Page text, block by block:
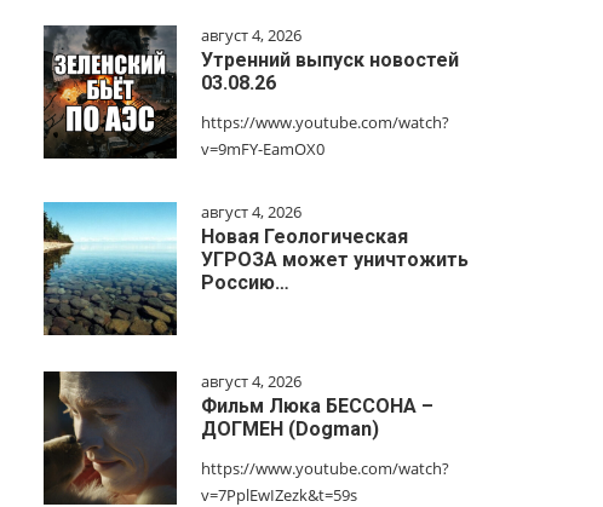
август 4, 2026
Утренний выпуск новостей
03.08.26
https://www.youtube.com/watch?
v=9mFY-EamOX0
август 4, 2026
Новая Геологическая
УГРОЗА может уничтожить
Россию…
август 4, 2026
Фильм Люка БЕССОНА –
ДОГМЕН (Dogman)
https://www.youtube.com/watch?
v=7PplEwIZezk&t=59s